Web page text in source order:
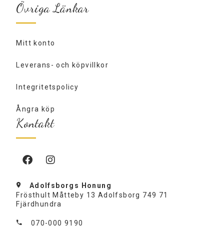
Övriga Länkar
Mitt konto
Leverans- och köpvillkor
Integritetspolicy
Ångra köp
Kontakt
Adolfsborgs Honung
Frösthult Måtteby 13 Adolfsborg 749 71
Fjärdhundra
070-000 9190